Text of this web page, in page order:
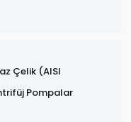
Çelik (AISI
Pompalar